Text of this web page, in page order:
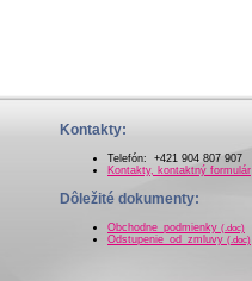
Kontakty:
Telefón: +421 904 807 907
Kontakty, kontaktný formulár
Dôležité dokumenty:
Obchodne_podmienky (.doc)
Odstupenie_od_zmluvy (.doc)